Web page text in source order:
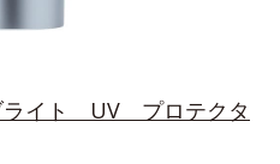
イト UV プロテクタ